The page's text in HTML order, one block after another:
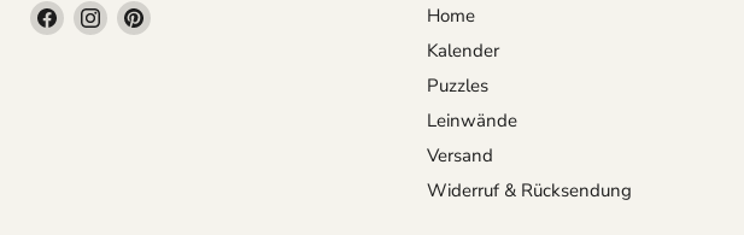
FindenFindenFinden
Home
Kalender
Puzzles
Leinwände
Versand
Widerruf & Rücksendung